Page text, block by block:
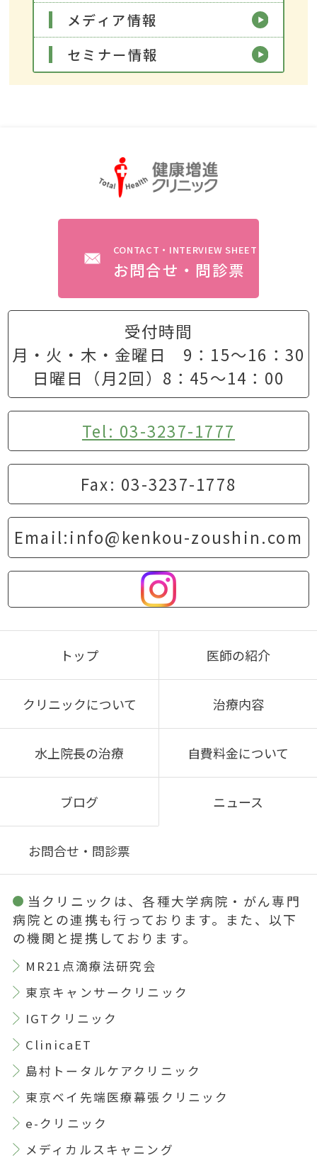
メディア情報
セミナー情報
CONTACT・INTERVIEW SHEET
お問合せ・問診票
受付時間
月・火・木・金曜日 9：15〜16：30
日曜日（月2回）8：45〜14：00
Tel: 03-3237-1777
Fax: 03-3237-1778
Email:info@kenkou-zoushin.com
トップ 医師の紹介
クリニックについて 治療内容
水上院長の治療 自費料金について
ブログ ニュース
お問合せ・問診票
当クリニックは、各種大学病院・がん専門
病院との連携も行っております。また、以下
の機関と提携しております。
MR21点滴療法研究会
東京キャンサークリニック
IGTクリニック
ClinicaET
島村トータルケアクリニック
東京ベイ先端医療幕張クリニック
e-クリニック
メディカルスキャニング